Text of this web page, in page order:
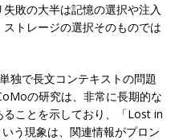
敗の大半は記憶の選択や注入
トレージの選択そのものでは
独で長文コンテキストの問題
の研究は、非常に長期的な
ことを示しており、「Lost in
う現象は、関連情報がプロン